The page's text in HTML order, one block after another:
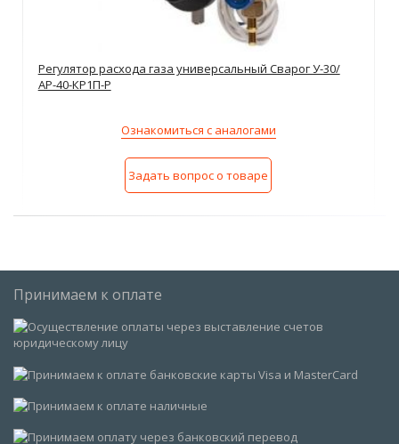
Регулятор расхода газа универсальный Сварог У-30/
АР-40-КР1П-Р
Ознакомиться с аналогами
Задать вопрос о товаре
Принимаем к оплате